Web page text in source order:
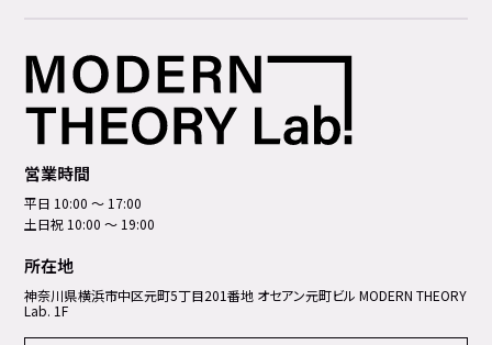
営業時間
平日 10:00 ～ 17:00
土日祝 10:00 ～ 19:00
所在地
神奈川県横浜市中区元町5丁⽬201番地 オセアン元町ビル MODERN THEORY
Lab. 1F